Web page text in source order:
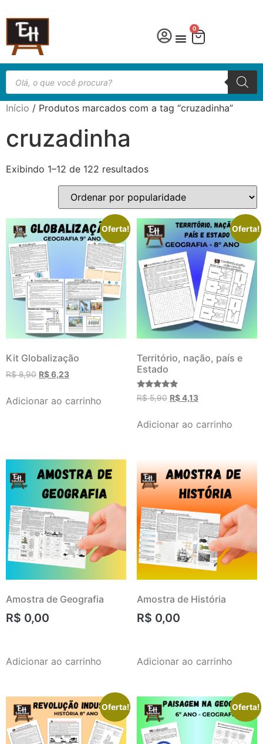
0
Início / Produtos marcados com a tag “cruzadinha”
cruzadinha
Exibindo 1–12 de 122 resultados
Oferta!
Kit Globalização
R$8,90 R$6,23
Adicionar ao carrinho
Oferta!
Território, nação, país e
Estado
Avaliação
5.00
R$5,90 R$4,13
Adicionar ao carrinho
Amostra de Geografia
R$ 0,00
Adicionar ao carrinho
Amostra de História
R$ 0,00
Adicionar ao carrinho
Oferta! Oferta!